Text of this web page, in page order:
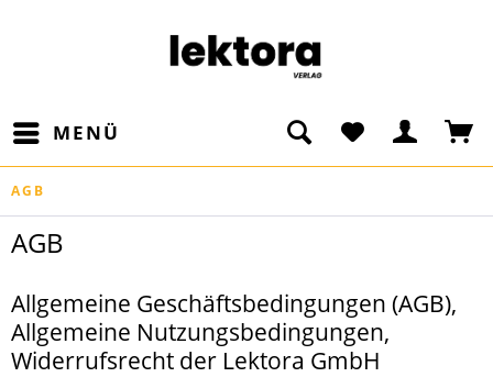
MENÜ
AGB
AGB
Allgemeine Geschäftsbedingungen (AGB),
Allgemeine Nutzungsbedingungen,
Widerrufsrecht der Lektora GmbH